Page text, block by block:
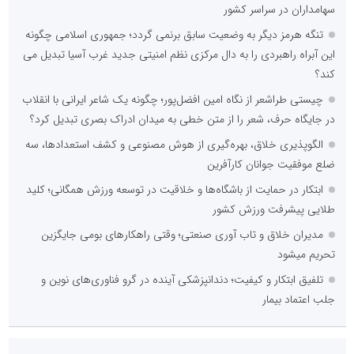
سهامداران در سراسر کشور
تنگه هرمز دیگر به وضعیت سابق برنمی گردد؛ جمهوری اسلامی چگونه
این آبراه راهبردی را به دال مرکزی نظم امنیتی جدید غرب آسیا تبدیل می
کند؟
چیستی طراشعر از نگاه امین افضل‌پور؛ چگونه یک شاعر ایرانی با انقلاب
در جایگاه حرف، شعر را از متن خطی به میدان ادراک بصری تبدیل کرد؟
الگوپذیری خلاق، بهره‌گیری از هوش مصنوعی و کشف استعدادها، سه
ضلع موفقیت جوانان کارآفرین
ابتکار در حمایت از باشگاه‌ها و خلاقیت در توسعه ورزش همگانی؛ کلید
طلایی پیشرفت ورزش کشور
مدیران خلاق و تاب آوری صنعتی؛ وقتی راهکارهای بومی جایگزین
تحریم میشود
تلفیق ابتکار و کیفیت؛ دندانپزشکی آینده در گرو فناوری‌های نوین و
جلب اعتماد بیمار